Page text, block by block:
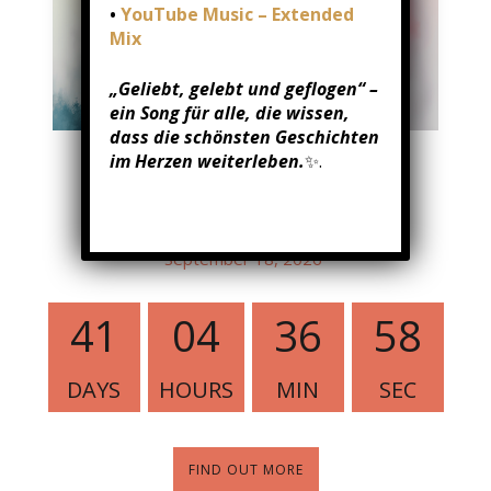
Melanie Engels live -
September 18, 2026
41
DAYS
04
HOURS
36
MIN
57
SEC
FIND OUT MORE
• YouTube Music – Extended
Mix
„Geliebt, gelebt und geflogen“ –
ein Song für alle, die wissen,
dass die schönsten Geschichten
im Herzen weiterleben.✨.